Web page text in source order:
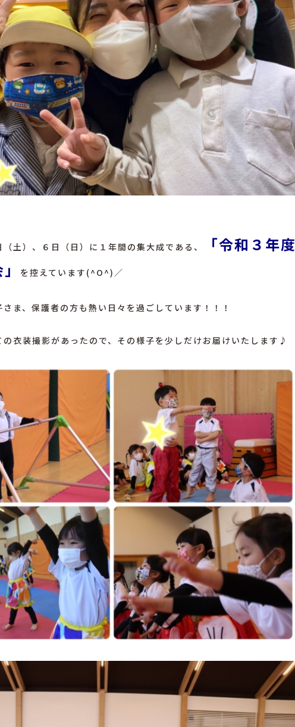
土）、６日（日）に１年間の集大成である、
「令和３年度
を控えています(^O^)／
ま、保護者の方も熱い日々を過ごしています！！！
の衣装撮影があったので、その様子を少しだけお届けいたします♪